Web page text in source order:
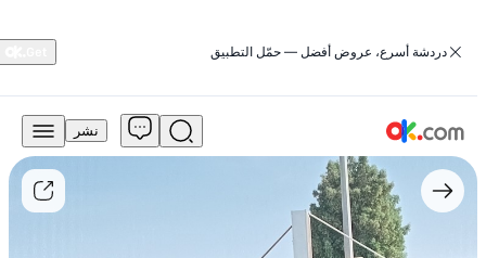
‏دردشة أسرع، عروض أفضل — حمّل التطبيق
72,000
درهم
للبيع
تويوتا
نشر